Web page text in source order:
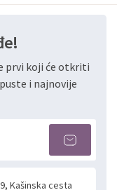
prvi koji će otkriti
i najnovije
Kašinska cesta